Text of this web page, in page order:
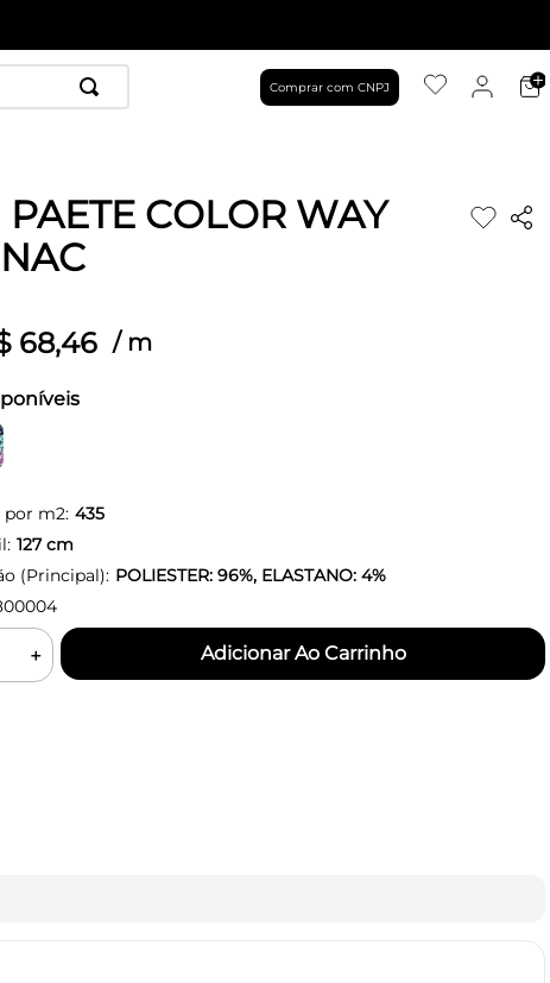
Comprar com CNPJ
COLOR WAY
68,46 / m
por m2: 435
127cm
(Principal): POLIESTER: 96%, ELASTANO: 4%
＋